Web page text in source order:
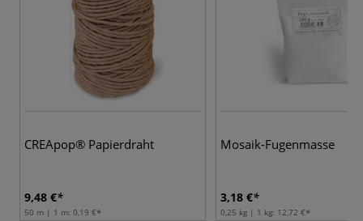
CREApop® Papierdraht
9,48 €
50 m | 1 m: 0,19 €
Mosaik-Fugenmasse
3,18 €
0,25 kg | 1 kg: 12,72 €